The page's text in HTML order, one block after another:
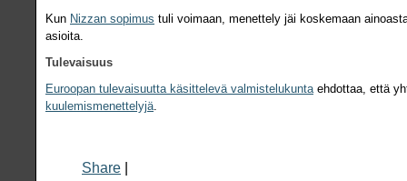
Kun Nizzan sopimus tuli voimaan, menettely jäi koskemaan
asioita.
Tulevaisuus
Euroopan tulevaisuutta käsittelevä valmistelukuntaehdottaa, että
kuulemismenettelyjä.
Share